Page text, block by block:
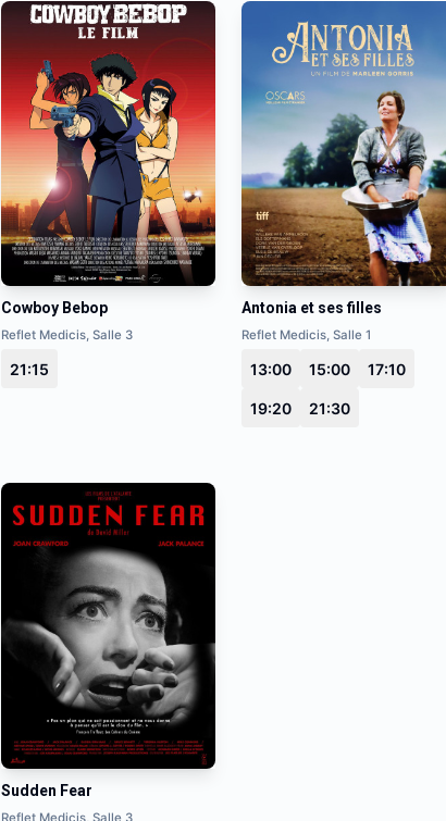
Cowboy Bebop
Reflet Medicis, Salle 3
21:15
Antonia et ses filles
Reflet Medicis, Salle 1
13:00 15:00 17:10
19:20 21:30
Sudden Fear
Reflet Medicis, Salle 3